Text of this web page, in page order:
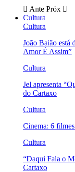
Ante Próx
Cultura
Cultura
João Baião está
Amor É Assim”
Cultura
Jel apresenta
do Cartaxo
Cultura
Cinema: 6
Cultura
“Daqui Fala o
Cartaxo